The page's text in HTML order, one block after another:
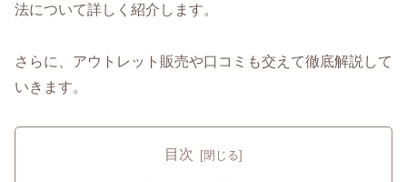
法について詳しく紹介します。
さらに、アウトレット販売や口コミも交えて徹底解説して
いきます。
目次